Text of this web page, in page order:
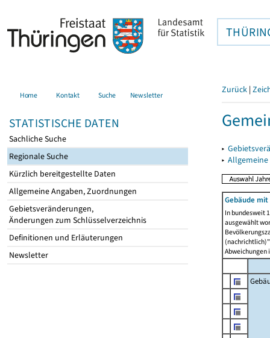
Home Kontakt Suche Newsletter
STATISTISCHE DATEN
Sachliche Suche
Regionale Suche
Kürzlich bereitgestellte Daten
Allgemeine Angaben, Zuordnungen
Gebietsveränderungen,
Änderungen zum Schlüsselverzeichnis
Definitionen und Erläuterungen
Newsletter
Zurück |
▸
▸
Gebäude mit
In bundesweit
ausgewählt
Abweichungen